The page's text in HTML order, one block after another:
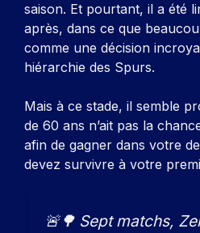
saison. Et pourtant, il a été
après, dans ce que
comme une décision
hiérarchie des Spurs.
Mais à ce stade, il semble
de 60 ans n’ait pas la
afin de gagner dans votre
devez survivre à votre
🚨🌳 Sept matchs,